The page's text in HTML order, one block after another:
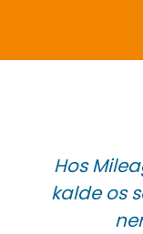
Hos
kalde os